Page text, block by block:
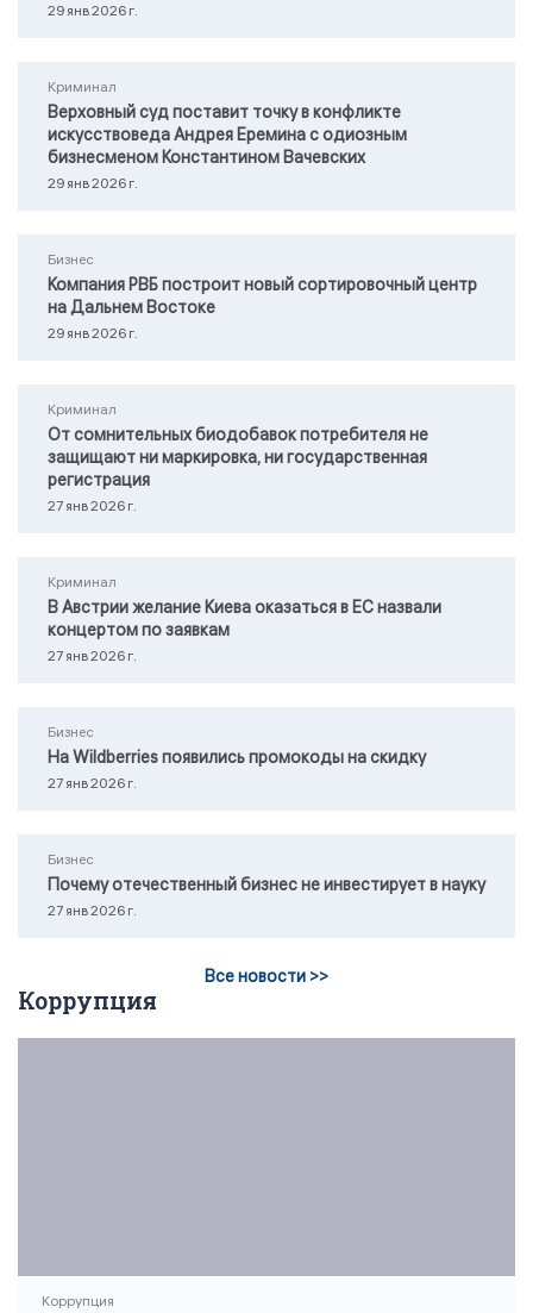
29 янв 2026 г.
Криминал
Верховный суд поставит точку в конфликте
искусствоведа Андрея Еремина с одиозным
бизнесменом Константином Вачевских
29 янв 2026 г.
Бизнес
Компания РВБ построит новый сортировочный центр
на Дальнем Востоке
29 янв 2026 г.
Криминал
От сомнительных биодобавок потребителя не
защищают ни маркировка, ни государственная
регистрация
27 янв 2026 г.
Криминал
В Австрии желание Киева оказаться в ЕС назвали
концертом по заявкам
27 янв 2026 г.
Бизнес
На Wildberries появились промокоды на скидку
27 янв 2026 г.
Бизнес
Почему отечественный бизнес не инвестирует в науку
27 янв 2026 г.
Все новости >>
Коррупция
Коррупция